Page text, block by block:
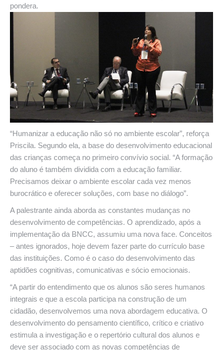
pondera.
“Humanizar a educação não só no ambiente escolar”, reforça
Priscila. Segundo ela, a base do desenvolvimento educacional
das crianças começa no primeiro convívio social. “A formação
do aluno é também dividida com a educação familiar.
Precisamos deixar o ambiente escolar cada vez menos
burocrático e oferecer soluções, com base no diálogo”.
A palestrante ainda aborda as constantes mudanças no
desenvolvimento de competências. O aprendizado, após a
implementação da BNCC, assumiu uma nova face. Conceitos
– antes ignorados, hoje devem fazer parte do currículo base
das instituições. Como é o caso do desenvolvimento das
aptidões cognitivas, comunicativas e sócio emocionais.
“A partir do entendimento que os alunos são seres humanos
integrais e que a escola participa na construção de um
cidadão, desenvolvemos uma nova abordagem educativa. O
desenvolvimento do pensamento científico, crítico e criativo
estimula a investigação e o repertório cultural dos alunos e
deve ser associado com as novas competências de